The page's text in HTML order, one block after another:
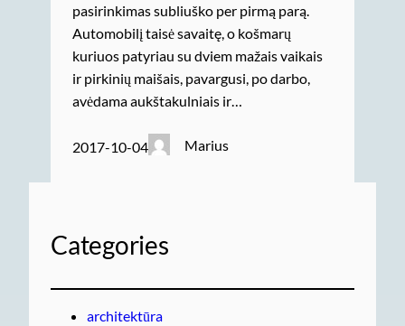
pasirinkimas subliuško per pirmą parą.
Automobilį taisė savaitę, o košmarų
kuriuos patyriau su dviem mažais vaikais
ir pirkinių maišais, pavargusi, po darbo,
avėdama aukštakulniais ir…
2017-10-04 Marius
Categories
architektūra